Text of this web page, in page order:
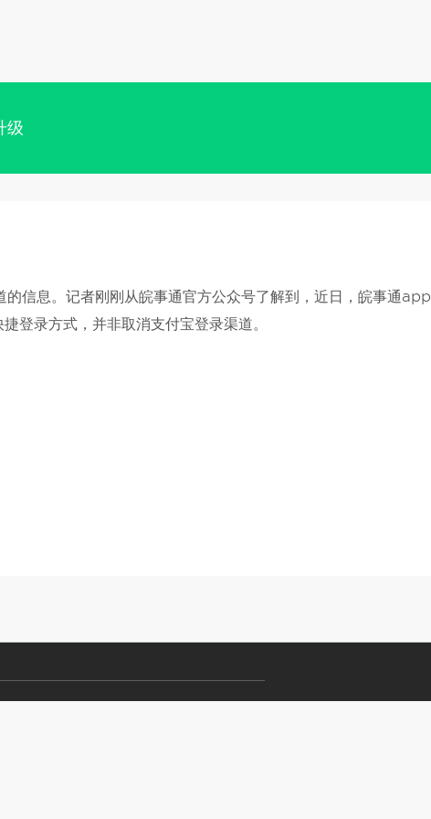
级
信息。记者刚刚从皖事通官方公众号了解到，近日，皖事通
登录方式，并非取消支付宝登录渠道。